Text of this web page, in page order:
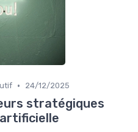
• 24/12/2025
stratégiques